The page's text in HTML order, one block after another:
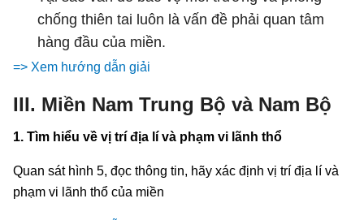
chống thiên tai luôn là vấn đề phải quan tâm
hàng đầu của miền.
=> Xem hướng dẫn giải
III. Miền Nam Trung Bộ và Nam Bộ
1. Tìm hiểu về vị trí địa lí và phạm vi lãnh thổ
Quan sát hình 5, đọc thông tin, hãy xác định vị trí địa lí và
phạm vi lãnh thổ của miền